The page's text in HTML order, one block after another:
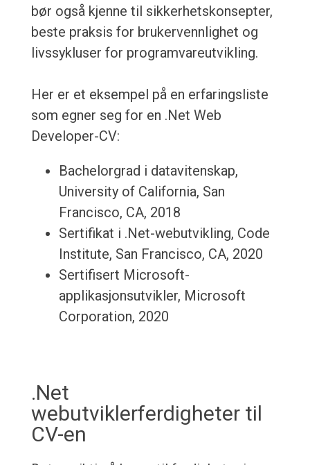
bør også kjenne til sikkerhetskonsepter,
beste praksis for brukervennlighet og
livssykluser for programvareutvikling.
Her er et eksempel på en erfaringsliste
som egner seg for en .Net Web
Developer-CV:
Bachelorgrad i datavitenskap,
University of California, San
Francisco, CA, 2018
Sertifikat i .Net-webutvikling, Code
Institute, San Francisco, CA, 2020
Sertifisert Microsoft-
applikasjonsutvikler, Microsoft
Corporation, 2020
.Net
webutviklerferdigheter til
CV-en